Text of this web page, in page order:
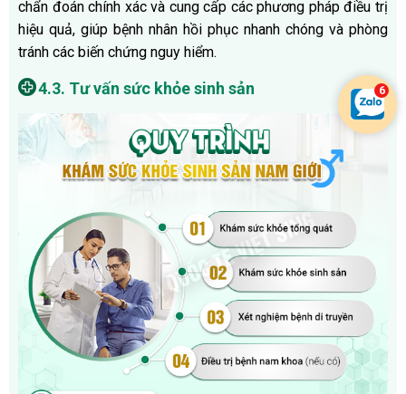
chẩn đoán chính xác và cung cấp các phương pháp điều trị
hiệu quả, giúp bệnh nhân hồi phục nhanh chóng và phòng
tránh các biến chứng nguy hiểm.
4.3. Tư vấn sức khỏe sinh sản